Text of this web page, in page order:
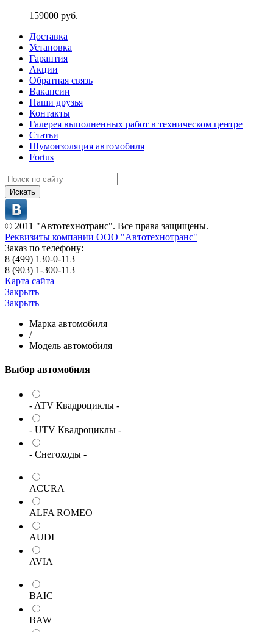
159000 руб.
Доставка
Установка
Гарантия
Акции
Обратная связь
Вакансии
Наши друзья
Контакты
Галерея выполненных работ в техническом центре
Статьи
Шумоизоляция автомобиля
Fortus
Искать
© 2011 "Автотехнотранс". Все права защищены.
Реквизиты компании ООО "Автотехнотранс"
Заказ по телефону:
8 (499) 130-0-113
8 (903) 1-300-113
Карта сайта
Закрыть
Закрыть
Марка автомобиля
/
Модель автомобиля
Выбор автомобиля
- ATV Квадроциклы -
- UTV Квадроциклы -
- Снегоходы -
ACURA
ALFA ROMEO
AUDI
AVIA
BAIC
BAW